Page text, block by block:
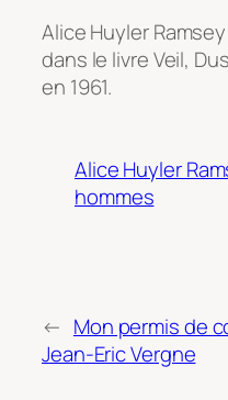
Alice Huyler
dans le livre Veil,
en 1961.
Alice Huyler
hommes
← Mon permis de
Jean-Eric Vergne